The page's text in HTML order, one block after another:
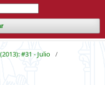
#31 - Julio /